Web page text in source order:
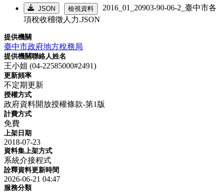
JSON 檢視資料
2016_01_20903-90-06-2_臺中市各
項稅收稽徵人力.JSON
提供機關
臺中市政府地方稅務局
提供機關聯絡人姓名
王小姐 (04-22585000#2491)
更新頻率
不定期更新
授權方式
政府資料開放授權條款-第1版
計費方式
免費
上架日期
2018-07-23
資料集上架方式
系統介接程式
詮釋資料更新時間
2026-06-21 04:47
服務分類